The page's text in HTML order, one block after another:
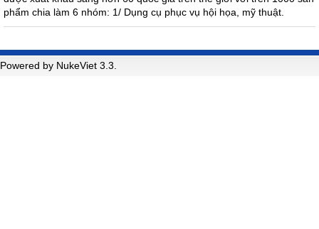
phẩm chia làm 6 nhóm: 1/ Dụng cụ phục vụ hội họa, mỹ thuật.
Powered by NukeViet 3.3.